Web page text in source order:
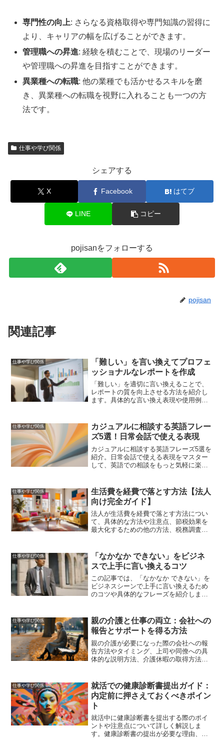
専門性の向上: さらなる資格取得や専門知識の習得に
より、キャリアの幅を広げることができます。
管理職への昇進: 経験を積むことで、現場のリーダー
や管理職への昇進を目指すことができます。
異業種への転職: 他の業種でも活かせるスキルを磨
き、異業種への転職を視野に入れることも一つの方
法です。
仕事や学び関係
シェアする
X Facebook はてブ
LINE コピー
pojisanをフォローする
pojisan
関連記事
仕事や学び関係
「難しい」を言い換えてプロフェ
ッショナルなレポートを作成
「難しい」を適切に言い換えることで、
レポートの質を向上させる方法を紹介し
ます。具体的な言い換え表現や使用例、
となる内容です。
仕事や学び関係
カジュアルに相談する英語フレー
ズ5選！日常会話で使える表現
カジュアルに相談する英語フレーズ5選を
紹介。日常会話で使える表現をマスター
して、英語での相談をもっと気軽に楽し
仕事や学び関係
生活費を経費で落とす方法【法人
向け完全ガイド】
法人が生活費を経費で落とす方法につい
て、具体的な方法や注意点、節税効果を
最大化するための他の方法、税務調査で
仕事や学び関係
「なかなか できない」をビジネ
スで上手に言い換えるコツ
この記事では、「なかなか できない」を
ビジネスシーンで上手に言い換えるため
のコツや具体的なフレーズを紹介しま
り、プロジェクトの進捗やチームのパフ
ォーマンス向上にもつながります。
仕事や学び関係
親の介護と仕事の両立：会社への
報告とサポートを得る方法
親の介護が必要になった際の会社への報
告方法やタイミング、上司や同僚への具
体的な説明方法、介護休暇の取得方法と
得るためのコミュニケーション術、そし
て介護と仕事の両立に役立つ制度やサー
ビスの活用法について詳しく解説しま
す。
仕事や学び関係
就活での健康診断書提出ガイド：
内定前に押さえておくべきポイン
ト
就活中に健康診断書を提出する際のポイ
ントや注意点について詳しく解説しま
す。健康診断書の提出が必要な理由、提